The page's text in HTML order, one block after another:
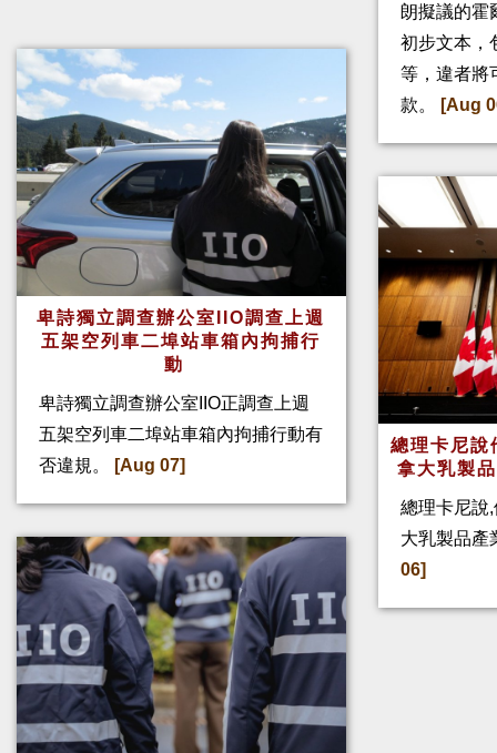
卑詩獨立調查辦公室IIO調查上週
五架空列車二埠站車箱內拘捕行
動
卑詩獨立調查辦公室IIO正調查上週
五架空列車二埠站車箱內拘捕行動有
否違規。
[Aug 07]
朗擬議的霍
初步文本，
等，違者將
款。
[Aug
總理卡尼
拿大乳製
總理卡尼說
大乳製品產
06]